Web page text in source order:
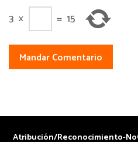
3 × = 15
Atribución/Reconocimiento-